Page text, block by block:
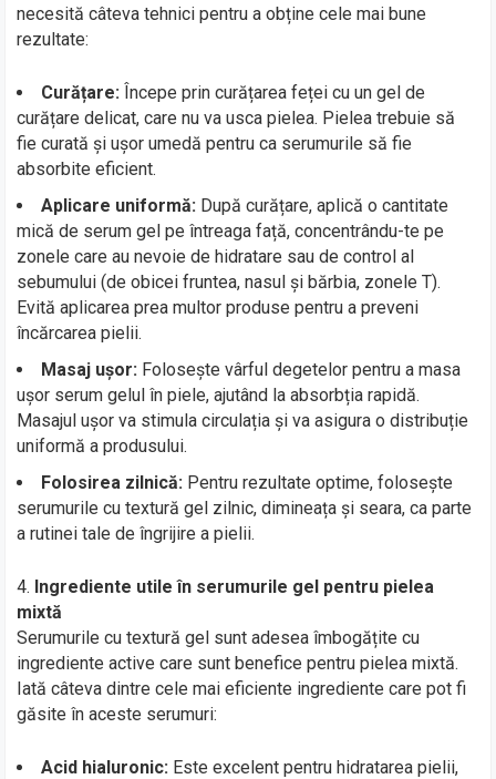
necesită câteva tehnici pentru a obține cele mai bune
rezultate:
Curățare: Începe prin curățarea feței cu un gel de
curățare delicat, care nu va usca pielea. Pielea trebuie să
fie curată și ușor umedă pentru ca serumurile să fie
absorbite eficient.
Aplicare uniformă: După curățare, aplică o cantitate
mică de serum gel pe întreaga față, concentrându-te pe
zonele care au nevoie de hidratare sau de control al
sebumului (de obicei fruntea, nasul și bărbia, zonele T).
Evită aplicarea prea multor produse pentru a preveni
încărcarea pielii.
Masaj ușor: Folosește vârful degetelor pentru a masa
ușor serum gelul în piele, ajutând la absorbția rapidă.
Masajul ușor va stimula circulația și va asigura o distribuție
uniformă a produsului.
Folosirea zilnică: Pentru rezultate optime, folosește
serumurile cu textură gel zilnic, dimineața și seara, ca parte
a rutinei tale de îngrijire a pielii.
Ingrediente utile în serumurile gel pentru pielea
mixtă
Serumurile cu textură gel sunt adesea îmbogățite cu
ingrediente active care sunt benefice pentru pielea mixtă.
Iată câteva dintre cele mai eficiente ingrediente care pot fi
găsite în aceste serumuri:
Acid hialuronic: Este excelent pentru hidratarea pielii,